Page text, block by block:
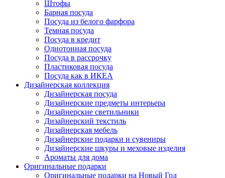
Штофы
Барная посуда
Посуда из белого фарфора
Темная посуда
Посуда в кредит
Однотонная посуда
Посуда в рассрочку
Пластиковая посуда
Посуда как в ИКЕА
Дизайнерская коллекция
Дизайнерская посуда
Дизайнерские предметы интерьера
Дизайнерские светильники
Дизайнерский текстиль
Дизайнерская мебель
Дизайнерские подарки и сувениры
Дизайнерские шкуры и меховые изделия
Ароматы для дома
Оригинальные подарки
Оригинальные подарки на Новый Год